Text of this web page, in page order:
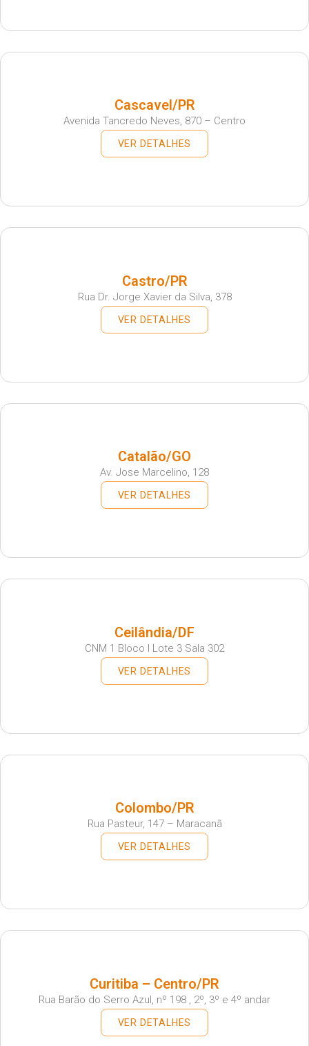
Cascavel/PR
Avenida Tancredo Neves, 870 – Centro
VER DETALHES
Castro/PR
Rua Dr. Jorge Xavier da Silva, 378
VER DETALHES
Catalão/GO
Av. Jose Marcelino, 128
VER DETALHES
Ceilândia/DF
CNM 1 Bloco I Lote 3 Sala 302
VER DETALHES
Colombo/PR
Rua Pasteur, 147 – Maracanã
VER DETALHES
Curitiba – Centro/PR
Rua Barão do Serro Azul, nº 198 , 2º, 3º e 4º andar
VER DETALHES